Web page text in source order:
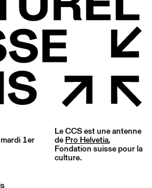
1er
Le CCS est une antenne
de Pro Helvetia,
Fondation suisse pour la
culture.